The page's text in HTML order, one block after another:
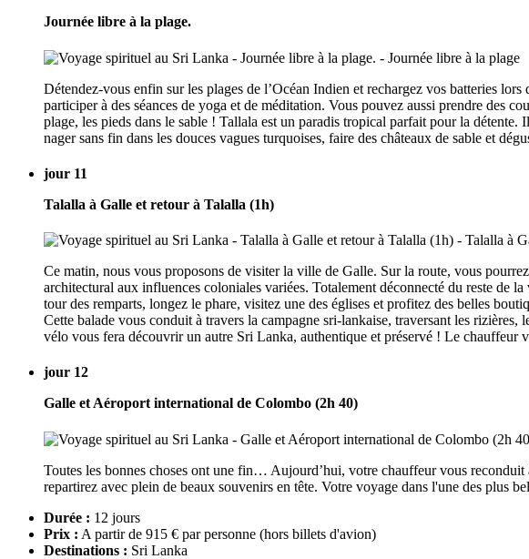
Journée libre à la plage.
Détendez-vous enfin sur les plages de l’Océan Indien et rechargez vos batteries
participer à des séances de yoga et de méditation. Vous pouvez aussi prendre des
plage, les pieds dans le sable ! Tallala est un paradis tropical parfait pour la
nager sans fin dans les douces vagues turquoises, faire des châteaux de sable et
jour 11
Talalla à Galle et retour à Talalla (1h)
Ce matin, nous vous proposons de visiter la ville de Galle. Sur la route, vous
architectural aux influences coloniales variées. Totalement déconnecté du reste de
tour des remparts, longez le phare, visitez une des églises et profitez des belles
Cette balade vous conduit à travers la campagne sri-lankaise, traversant les
vélo vous fera découvrir un autre Sri Lanka, authentique et préservé ! Le chauffeur
jour 12
Galle et Aéroport international de Colombo (2h 40)
Toutes les bonnes choses ont une fin… Aujourd’hui, votre chauffeur vous
repartirez avec plein de beaux souvenirs en tête. Votre voyage dans l'une des
Durée : 12 jours
Prix : A partir de 915 € par personne (hors billets d'avion)
Destinations : Sri Lanka